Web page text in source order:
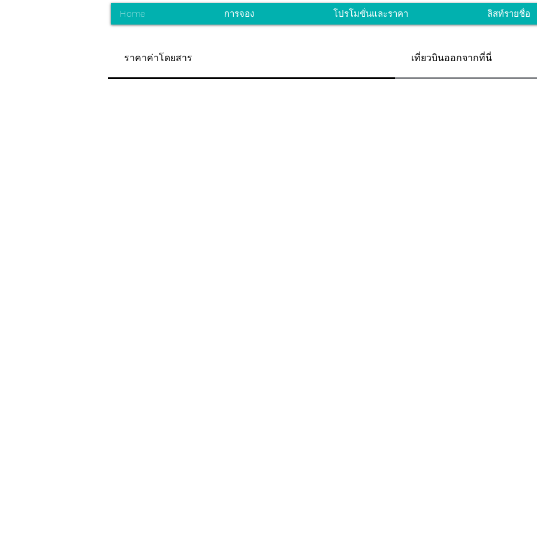
Home การจอง โปรโมชั่นและราคา ลิสท์รายชื่อ
ราคาค่าโดยสาร เที่ยวบินออกจากที่นี่